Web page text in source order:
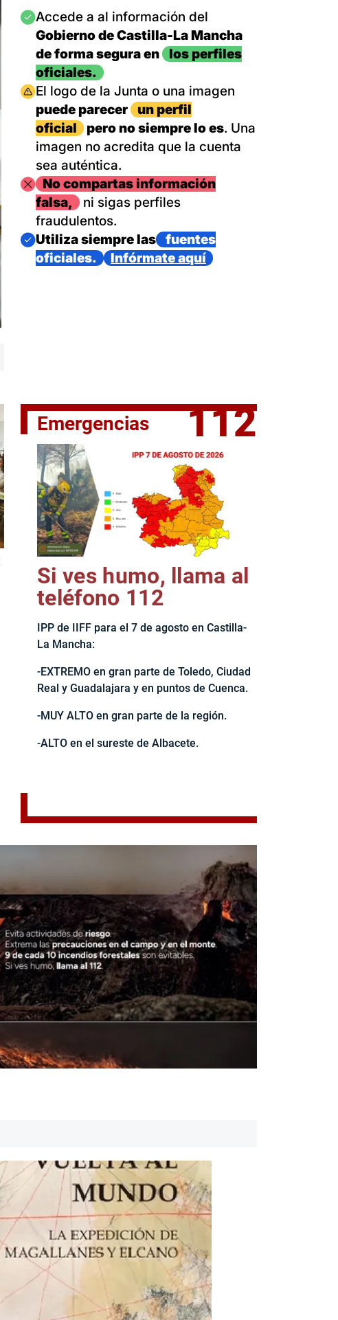
El jefe del Ejecutivo castellanomanchego, Emiliano García-
Imagen
Accede a al información del
Gobierno de Castilla-La Mancha
de forma segura en
los perfiles
oficiales.
Imagen
El logo de la Junta o una imagen
puede parecer
un perfil
oficial
pero no siempre lo es. Una
imagen no acredita que la cuenta
sea auténtica.
ImagenNo compartas información
falsa,
ni sigas perfiles
fraudulentos.
Imagen
Utiliza siempre las
fuentes
oficiales.
Infórmate aquí
Emergencias 112
Si ves humo, llama al
teléfono 112
IPP de IIFF para el 7 de agosto en Castilla-
La Mancha:
-EXTREMO en gran parte de Toledo, Ciudad
Real y Guadalajara y en puntos de Cuenca.
-MUY ALTO en gran parte de la región.
-ALTO en el sureste de Albacete.